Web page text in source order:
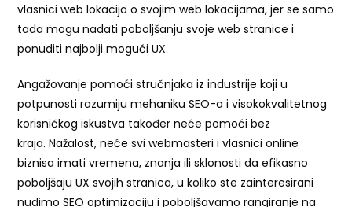
vlasnici web lokacija o svojim web lokacijama, jer se samo
tada mogu nadati poboljšanju svoje web stranice i
ponuditi najbolji mogući UX.
Angažovanje pomoći stručnjaka iz industrije koji u
potpunosti razumiju mehaniku SEO-a i visokokvalitetnog
korisničkog iskustva također neće pomoći bez
kraja. Nažalost, neće svi webmasteri i vlasnici online
biznisa imati vremena, znanja ili sklonosti da efikasno
poboljšaju UX svojih stranica, u koliko ste zainteresirani
nudimo SEO optimizaciju i poboljšavamo rangiranje na